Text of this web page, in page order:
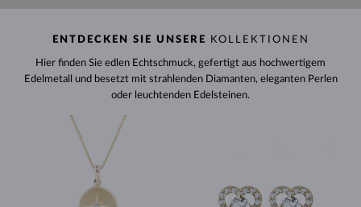
ENTDECKEN SIE UNSERE KOLLEKTIONEN
Hier finden Sie edlen Echtschmuck, gefertigt aus hochwertigem
Edelmetall und besetzt mit strahlenden Diamanten, eleganten Perlen
oder leuchtenden Edelsteinen.